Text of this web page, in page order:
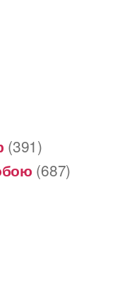
(391)
(687)